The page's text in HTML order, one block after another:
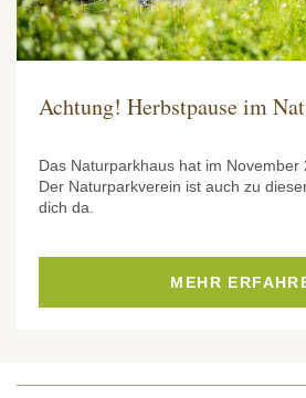
Achtung! Herbstpause im
Das Naturparkhaus hat im November
Der Naturparkverein ist auch zu
dich da.
MEHR